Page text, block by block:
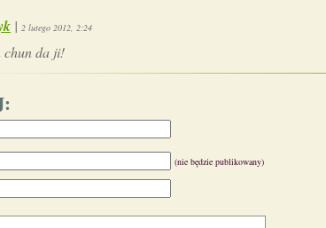
| 2 lutego 2012, 2:24
chun da ji!
(nie będzie publikowany)